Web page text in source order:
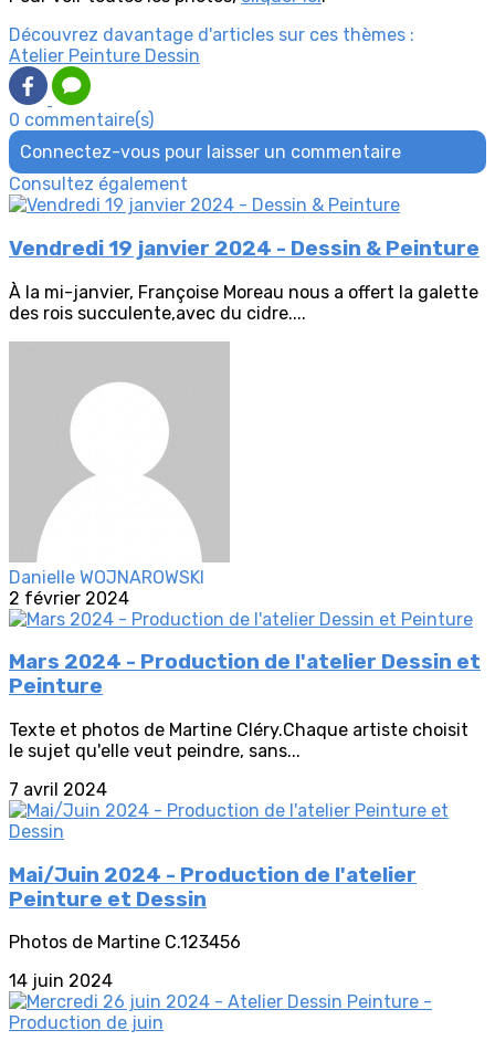
Découvrez davantage d'articles sur ces thèmes :
Atelier Peinture Dessin
0 commentaire(s)
Connectez-vous pour laisser un commentaire
Consultez également
Vendredi 19 janvier 2024 - Dessin & Peinture
À la mi-janvier, Françoise Moreau nous a offert la galette
des rois succulente,avec du cidre....
Danielle WOJNAROWSKI
2 février 2024
Mars 2024 - Production de l'atelier Dessin et
Peinture
Texte et photos de Martine Cléry.Chaque artiste choisit
le sujet qu'elle veut peindre, sans...
7 avril 2024
Mai/Juin 2024 - Production de l'atelier
Peinture et Dessin
Photos de Martine C.123456
14 juin 2024